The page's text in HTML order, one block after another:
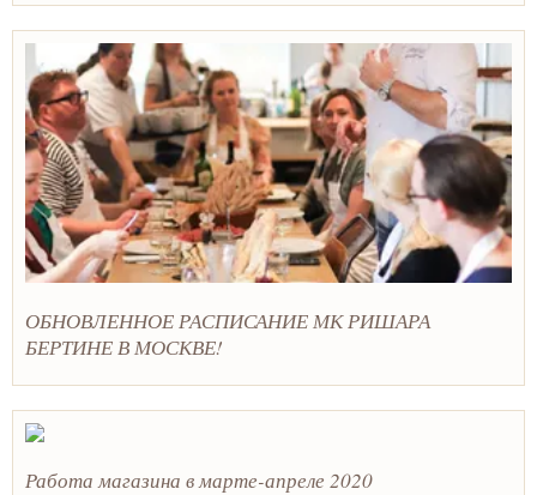
ОБНОВЛЕННОЕ РАСПИСАНИЕ МК РИШАРА
БЕРТИНЕ В МОСКВЕ!
Работа магазина в марте-апреле 2020